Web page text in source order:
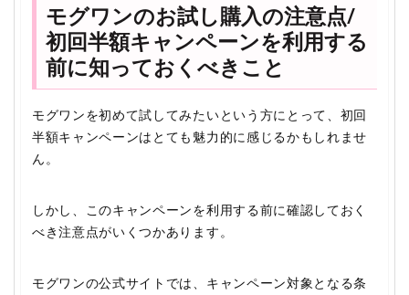
モグワンのお試し購入の注意点/
初回半額キャンペーンを利用する
前に知っておくべきこと
モグワンを初めて試してみたいという方にとって、初回
半額キャンペーンはとても魅力的に感じるかもしれませ
ん。
しかし、このキャンペーンを利用する前に確認しておく
べき注意点がいくつかあります。
モグワンの公式サイトでは、キャンペーン対象となる条